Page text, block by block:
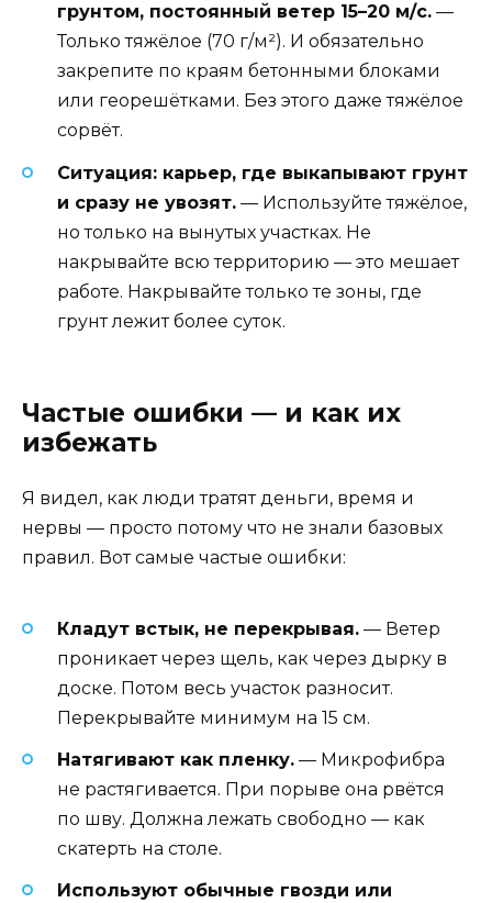
грунтом, постоянный ветер 15–20 м/с. —
Только тяжёлое (70 г/м²). И обязательно
закрепите по краям бетонными блоками
или георешётками. Без этого даже тяжёлое
сорвёт.
Ситуация: карьер, где выкапывают грунт
и сразу не увозят. — Используйте тяжёлое,
но только на вынутых участках. Не
накрывайте всю территорию — это мешает
работе. Накрывайте только те зоны, где
грунт лежит более суток.
Частые ошибки — и как их
избежать
Я видел, как люди тратят деньги, время и
нервы — просто потому что не знали базовых
правил. Вот самые частые ошибки:
Кладут встык, не перекрывая. — Ветер
проникает через щель, как через дырку в
доске. Потом весь участок разносит.
Перекрывайте минимум на 15 см.
Натягивают как пленку. — Микрофибра
не растягивается. При порыве она рвётся
по шву. Должна лежать свободно — как
скатерть на столе.
Используют обычные гвозди или